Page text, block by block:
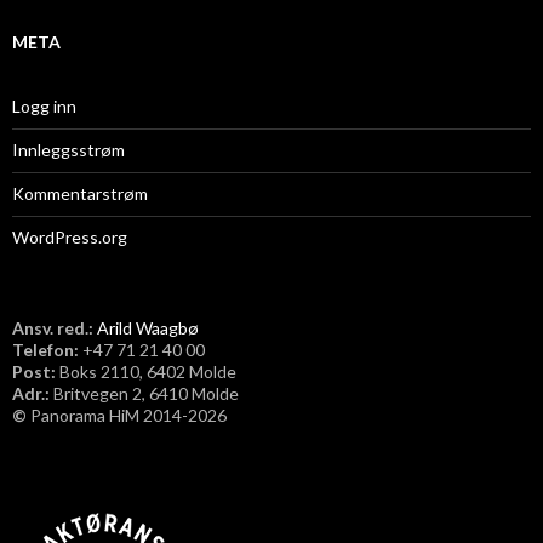
META
Logg inn
Innleggsstrøm
Kommentarstrøm
WordPress.org
Ansv. red.: Arild Waagbø
Telefon: ​+47 71 21 40 00
Post: Boks 2110, 6402 Molde
Adr.: Britvegen 2, 6410 Molde
© Panorama HiM 2014-2026